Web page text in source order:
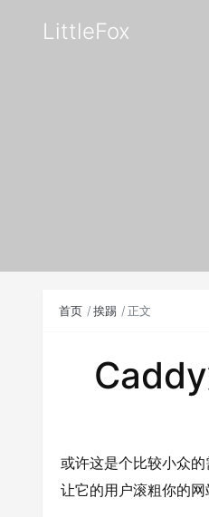
LittleFox
首页 挨踢 正文
或许这是个比较小众
让它的用户滚粗你的